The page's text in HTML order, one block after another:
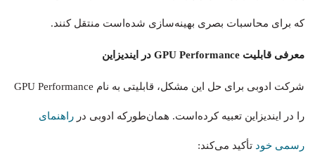
که برای محاسبات بصری بهینه‌سازی شده‌است منتقل کنند.
معرفی قابلیت GPU Performance در ایندیزاین
شرکت ادوبی برای حل این مشکل، قابلیتی به نام GPU Performance
را در ایندیزاین تعبیه کرده‌است. همان‌طورکه ادوبی در راهنمای
رسمی خود تأکید می‌کند: